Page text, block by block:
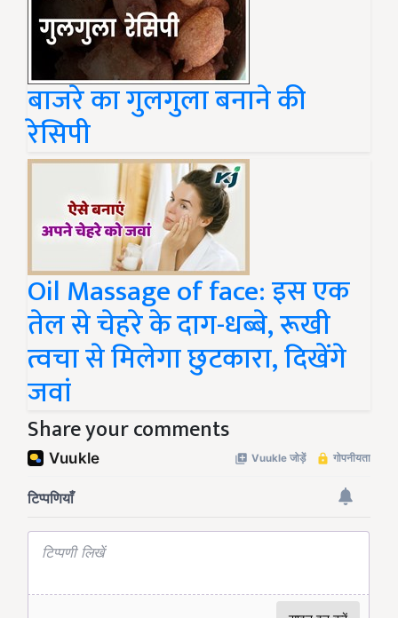
बाजरे का गुलगुला बनाने की
रेसिपी
Oil Massage of face: इस एक
तेल से चेहरे के दाग-धब्बे, रूखी
त्वचा से मिलेगा छुटकारा, दिखेंगे
जवां
Share your comments